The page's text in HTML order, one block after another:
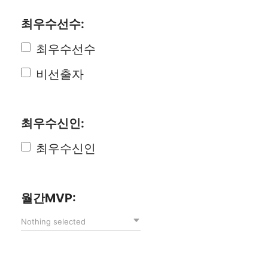
최우수선수:
최우수선수
비선출자
최우수신인:
최우수신인
월간MVP:
Nothing selected